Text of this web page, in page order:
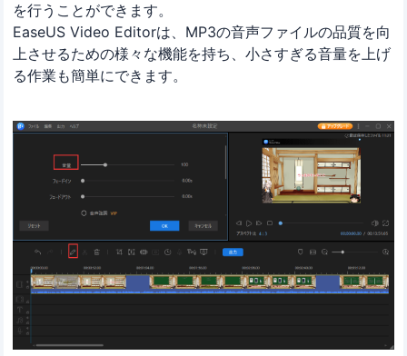
を行うことができます。
EaseUS Video Editorは、MP3の音声ファイルの品質を向
上させるための様々な機能を持ち、小さすぎる音量を上げ
る作業も簡単にできます。